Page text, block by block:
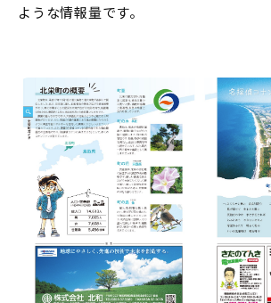
ような情報量です。